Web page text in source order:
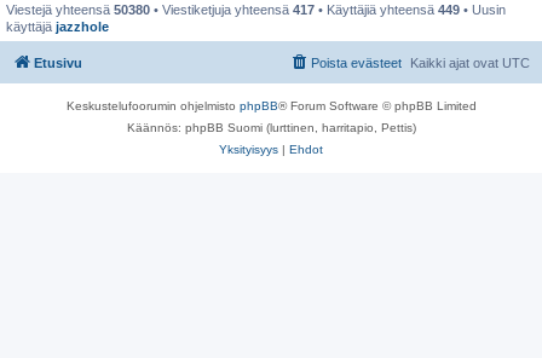
Viestejä yhteensä 50380 • Viestiketjuja yhteensä 417 • Käyttäjiä yhteensä 449 • Uusin
käyttäjä jazzhole
Etusivu Kaikki ajat ovat UTC
Poista evästeet
Keskustelufoorumin ohjelmisto phpBB® Forum Software © phpBB Limited
Käännös: phpBB Suomi (lurttinen, harritapio, Pettis)
Yksityisyys | Ehdot